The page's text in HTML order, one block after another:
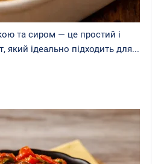
та сиром — це простий і
який ідеально підходить для...